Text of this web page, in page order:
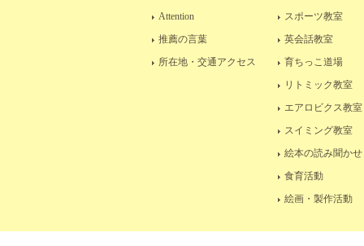
Attention
推薦の言葉
所在地・交通アクセス
スポーツ教室
英会話教室
育ちっこ道場
リトミック教室
エアロビクス教室
スイミング教室
絵本の読み聞かせ
食育活動
絵画・製作活動